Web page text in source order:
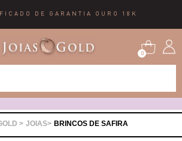
DE GARANTIA OURO 18K
0
JOIAS BRINCOS DE SAFIRA